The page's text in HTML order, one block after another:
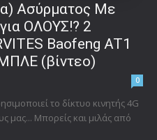
Ασύρματος Με
ΟΛΟΥΣ!? 2
Baofeng AT1
(βίντεο)
0
το δίκτυο κινητής 4G
μας... Μπορείς και μιλάς από